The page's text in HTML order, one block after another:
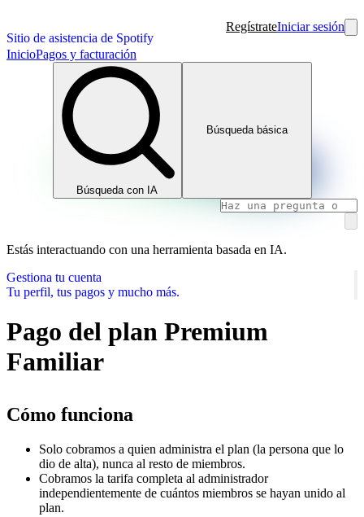
Sitio de asistencia de Spotify
RegístrateIniciar sesión
InicioPagos y facturación
Búsqueda con IA
Búsqueda básica
Estás interactuando con una herramienta basada en IA.
Gestiona tu cuenta
Tu perfil, tus pagos y mucho más.
Pago del plan Premium
Familiar
Cómo funciona
Solo cobramos a quien administra el plan (la persona que lo
dio de alta), nunca al resto de miembros.
Cobramos la tarifa completa al administrador
independientemente de cuántos miembros se hayan unido al
plan.